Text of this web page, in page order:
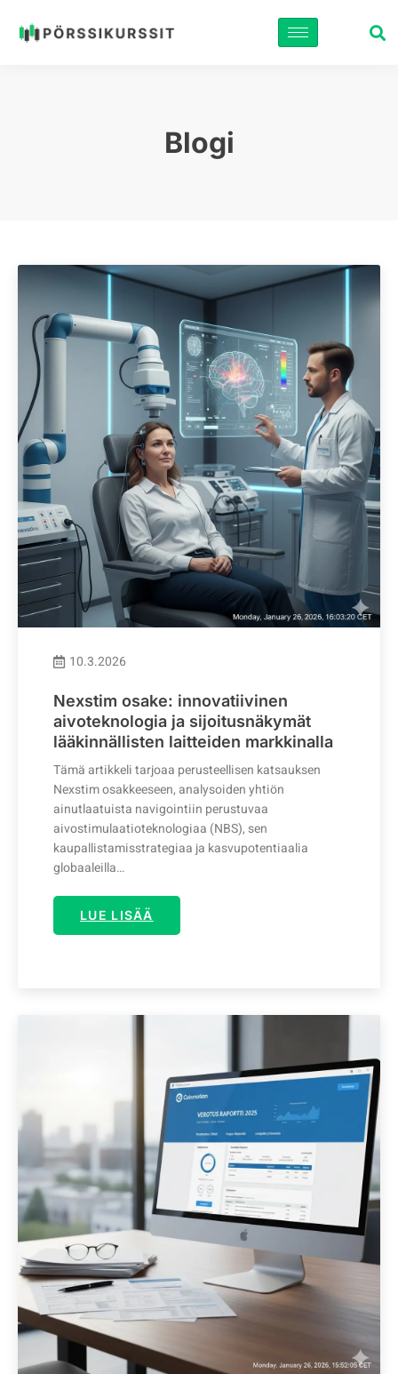
Siirry
Blogi
10.3.2026
Nexstim osake: innovatiivinen
aivoteknologia ja sijoitusnäkymät
lääkinnällisten laitteiden markkinalla
Tämä artikkeli tarjoaa perusteellisen katsauksen
Nexstim osakkeeseen, analysoiden yhtiön
ainutlaatuista navigointiin perustuvaa
aivostimulaatioteknologiaa (NBS), sen
kaupallistamisstrategiaa ja kasvupotentiaalia
globaaleilla…
LUE LISÄÄ